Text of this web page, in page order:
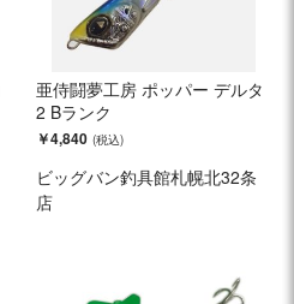
亜侍闘夢工房 ポッパー デルタ
2 Bランク
￥4,840
ビッグバン釣具館札幌北32条
店